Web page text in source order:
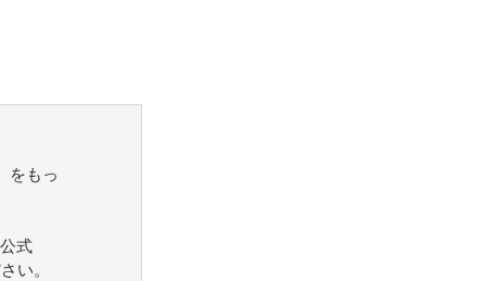
をもっ
式
い。